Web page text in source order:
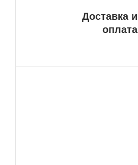
Доставка и
оплата